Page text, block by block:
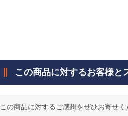
この商品に対するお客様と
この商品に対するご感想をぜひお寄せく